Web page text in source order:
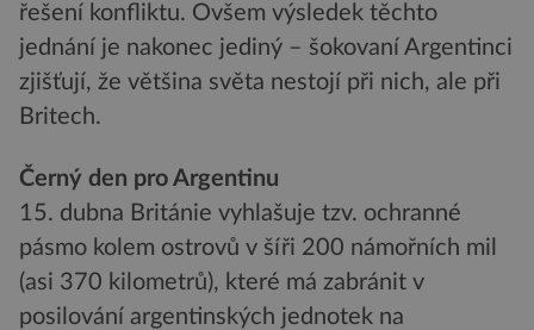
řešení konfliktu. Ovšem výsledek těchto
jednání je nakonec jediný – šokovaní Argentinci
zjišťují, že většina světa nestojí při nich, ale při
Britech.
Černý den pro Argentinu
15. dubna Británie vyhlašuje tzv. ochranné
pásmo kolem ostrovů v šíři 200 námořních mil
(asi 370 kilometrů), které má zabránit v
posilování argentinských jednotek na